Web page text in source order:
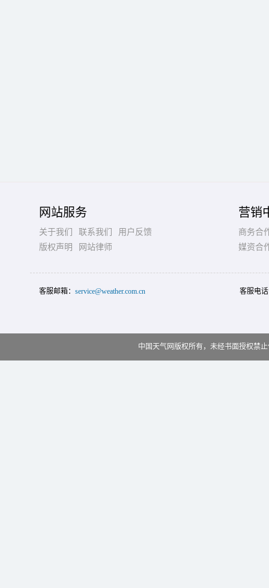
网站服务
关于我们 联系我们
用户反馈
版权声明
网站律师
营销
商务合
媒资合
客服邮箱： service@weather.com.cn 客服电
中国天气网版权所有，未经书面授权